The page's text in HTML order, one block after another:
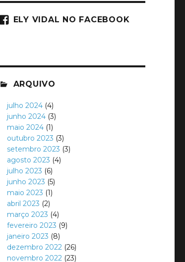
ELY VIDAL NO FACEBOOK
ARQUIVO
julho 2024 (4)
junho 2024 (3)
maio 2024 (1)
outubro 2023 (3)
setembro 2023 (3)
agosto 2023 (4)
julho 2023 (6)
junho 2023 (5)
maio 2023 (1)
abril 2023 (2)
março 2023 (4)
fevereiro 2023 (9)
janeiro 2023 (8)
dezembro 2022 (26)
novembro 2022 (23)